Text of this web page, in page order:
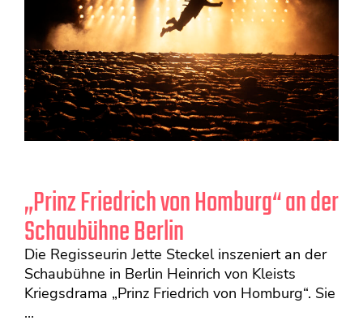
„Prinz Friedrich von Homburg“ an der
Schaubühne Berlin
Die Regisseurin Jette Steckel inszeniert an der
Schaubühne in Berlin Heinrich von Kleists
Kriegsdrama „Prinz Friedrich von Homburg“. Sie
...